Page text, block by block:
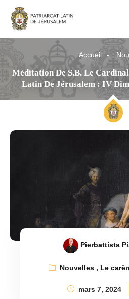
Accueil
Méditation De S.B. Le
Latin De Jérusalem : IV
Pierbattista
Nouvelles, Le
mars 7, 2024